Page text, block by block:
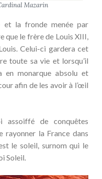
Mazarin
et la fronde menée par
que le frère de Louis XIII,
Celui-ci gardera cet
toute sa vie et lorsqu’il
en monarque absolu et
afin de les avoir à l’œil
assoiffé de conquêtes
rayonner la France dans
le soleil, surnom qui le
Soleil.